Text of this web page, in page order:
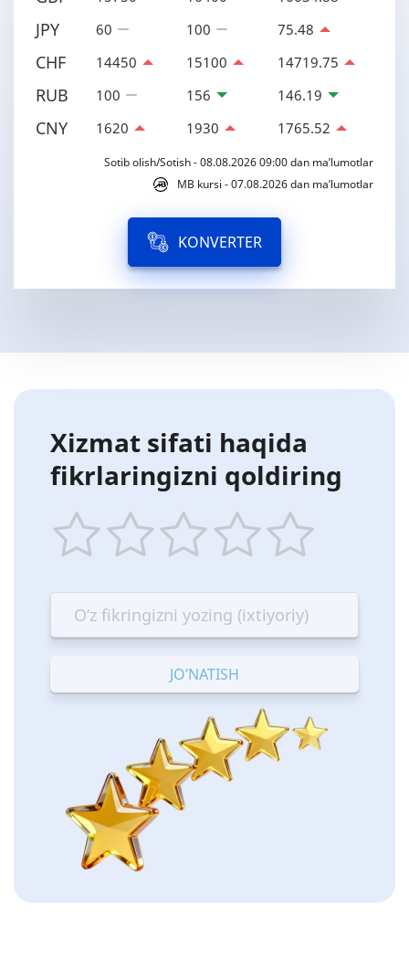
JPY 60 100 75.48
CHF 14450 15100 14719.75
RUB 100 156 146.19
CNY 1620 1930 1765.52
Sotib olish/Sotish - 08.08.2026 09:00 dan ma’lumotlar
MB kursi - 07.08.2026 dan ma’lumotlar
KONVERTER
Xizmat sifati haqida
fikrlaringizni qoldiring
star
Terrible
stars
—
Bad
stars
—
OK
stars
—
Good
stars
—
Excellent